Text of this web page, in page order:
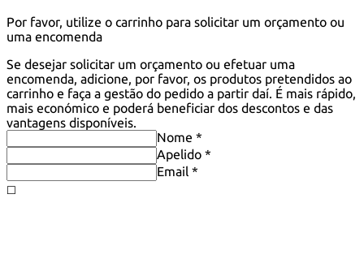
Por favor, utilize o carrinho para solicitar um orçamento ou
uma encomenda
Se desejar solicitar um orçamento ou efetuar uma
encomenda, adicione, por favor, os produtos pretendidos ao
carrinho e faça a gestão do pedido a partir daí. É mais rápido,
mais económico e poderá beneficiar dos descontos e das
vantagens disponíveis.
Nome *
Apelido *
Email *
◻️